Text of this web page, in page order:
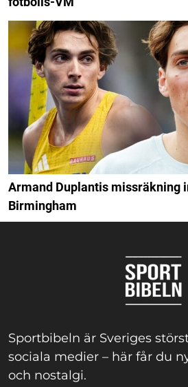
Armand Duplantis missräkning
Birmingham
Sportbibeln är Sveriges
sociala medier – här får du
och nostalgi.